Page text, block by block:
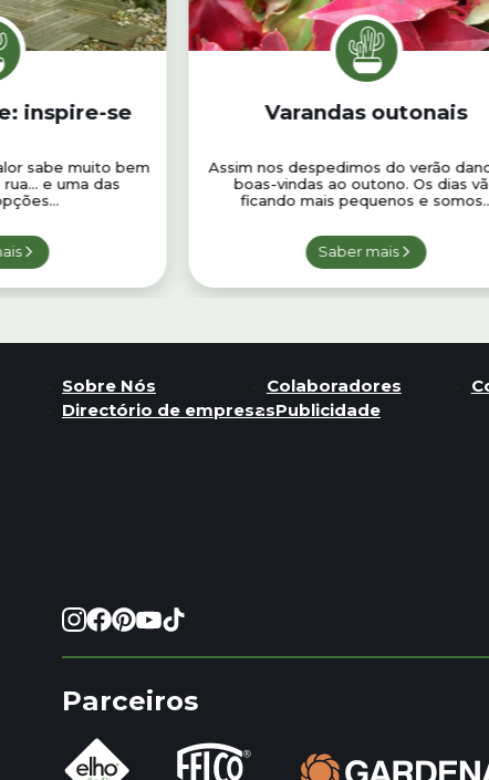
inspire-se
sabe muito bem
e uma das
Varandas outonais
Assim nos despedimos do verão
boas-vindas ao outono. Os dias
ficando mais pequenos e
Saber mais
Sobre Nós Colaboradores
Directório de empresasPublicidade
Parceiros